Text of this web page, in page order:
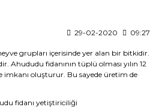
29-02-2020 09:27
grupları içerisinde yer alan bir bitkidir.
Ahududu fidanının tüplü olması yılın 12
imkanı oluşturur. Bu sayede üretim de